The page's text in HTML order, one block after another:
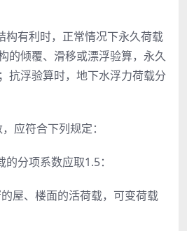
构有利时，正常情况下永久荷载
的倾覆、滑移或漂浮验算，永久
抗浮验算时，地下水浮力荷载分
应符合下列规定：
分项系数应取1.5：
屋、楼面的活荷载，可变荷载